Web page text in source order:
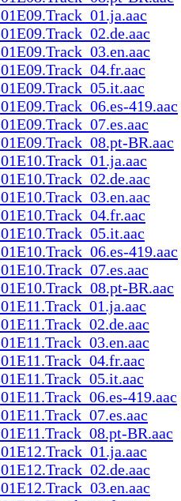
419.aac
BR.aac
419.aac
BR.aac
419.aac
BR.aac